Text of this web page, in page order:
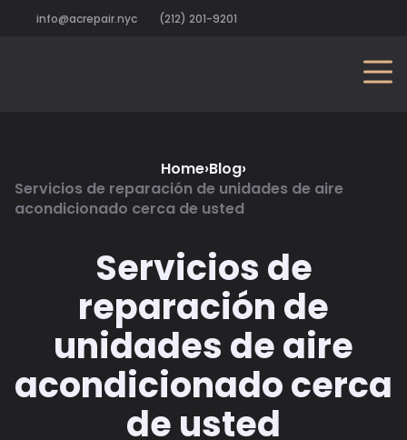
info@acrepair.nyc (212) 201-9201
Home›Blog›
Servicios de reparación de unidades de aire
acondicionado cerca de usted
Servicios de
reparación de
unidades de aire
acondicionado cerca
de usted